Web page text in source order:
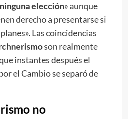
elección» aunque
derecho a presentarse si
Las coincidencias
son realmente
instantes después el
el Cambio se separó de
no